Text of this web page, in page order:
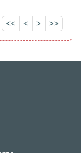
<< < > >>